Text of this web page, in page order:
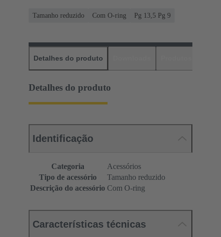
Tamanho reduzido Com O-ring Pg 13,5 Pg 9
Detalhes do produto
Detalhes do produto
Identificação
Categoria
Acessórios
Tipo de acessório
Tamanho reduzido
Descrição do acessório Com O-ring
Características técnicas